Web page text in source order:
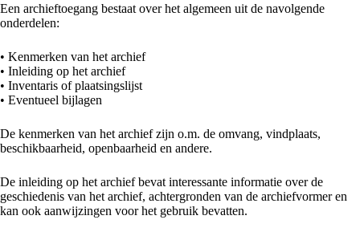
Een archieftoegang bestaat over het algemeen uit de navolgende
onderdelen:
• Kenmerken van het archief
• Inleiding op het archief
• Inventaris of plaatsingslijst
• Eventueel bijlagen
De kenmerken van het archief zijn o.m. de omvang, vindplaats,
beschikbaarheid, openbaarheid en andere.
De inleiding op het archief bevat interessante informatie over de
geschiedenis van het archief, achtergronden van de archiefvormer en
kan ook aanwijzingen voor het gebruik bevatten.